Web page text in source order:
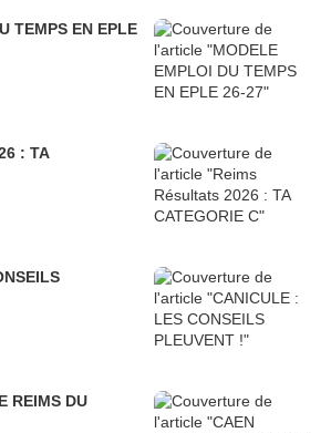
TEMPS EN EPLE
: TA
REIMS DU